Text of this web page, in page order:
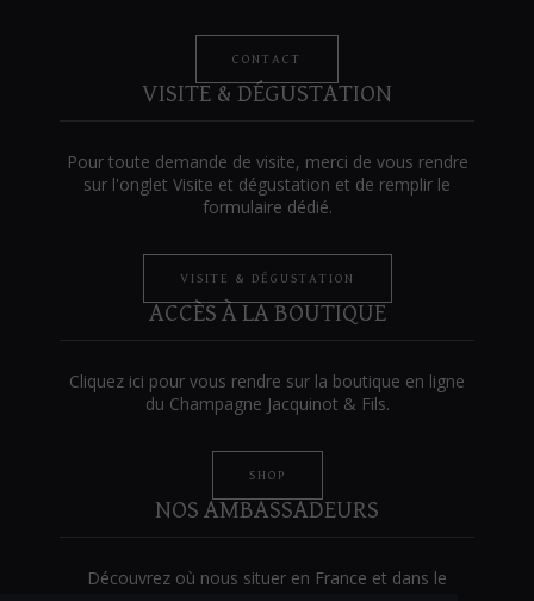
CONTACT
VISITE & DÉGUSTATION
Pour toute demande de visite, merci de vous rendre
sur l'onglet Visite et dégustation et de remplir le
formulaire dédié.
VISITE & DÉGUSTATION
ACCÈS À LA BOUTIQUE
Cliquez ici pour vous rendre sur la boutique en ligne
du Champagne Jacquinot & Fils.
SHOP
NOS AMBASSADEURS
Découvrez où nous situer en France et dans le